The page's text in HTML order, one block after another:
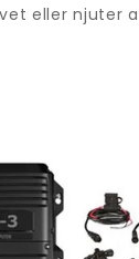
eller njuter